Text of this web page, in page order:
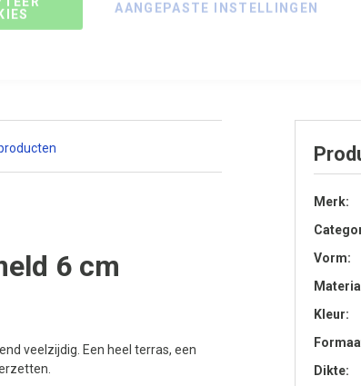
AANGEPASTE INSTELLINGEN
Te
6 cm
veelzijdig. Een heel terras, een
Merk
Vorm
Kleur
Dikte